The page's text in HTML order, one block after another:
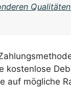
kostenlose
auf mögliche